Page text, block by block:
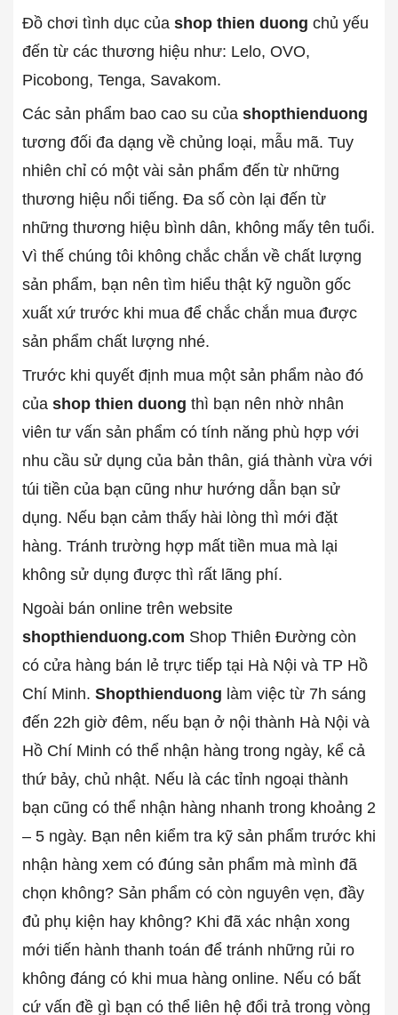
Đồ chơi tình dục của shop thien duong chủ yếu
đến từ các thương hiệu như: Lelo, OVO,
Picobong, Tenga, Savakom.
Các sản phẩm bao cao su của shopthienduong
tương đối đa dạng về chủng loại, mẫu mã. Tuy
nhiên chỉ có một vài sản phẩm đến từ những
thương hiệu nổi tiếng. Đa số còn lại đến từ
những thương hiệu bình dân, không mấy tên tuổi.
Vì thế chúng tôi không chắc chắn về chất lượng
sản phẩm, bạn nên tìm hiểu thật kỹ nguồn gốc
xuất xứ trước khi mua để chắc chắn mua được
sản phẩm chất lượng nhé.
Trước khi quyết định mua một sản phẩm nào đó
của shop thien duong thì bạn nên nhờ nhân
viên tư vấn sản phẩm có tính năng phù hợp với
nhu cầu sử dụng của bản thân, giá thành vừa với
túi tiền của bạn cũng như hướng dẫn bạn sử
dụng. Nếu bạn cảm thấy hài lòng thì mới đặt
hàng. Tránh trường hợp mất tiền mua mà lại
không sử dụng được thì rất lãng phí.
Ngoài bán online trên website
shopthienduong.com Shop Thiên Đường còn
có cửa hàng bán lẻ trực tiếp tại Hà Nội và TP Hồ
Chí Minh. Shopthienduong làm việc từ 7h sáng
đến 22h giờ đêm, nếu bạn ở nội thành Hà Nội và
Hồ Chí Minh có thể nhận hàng trong ngày, kể cả
thứ bảy, chủ nhật. Nếu là các tỉnh ngoại thành
bạn cũng có thể nhận hàng nhanh trong khoảng 2
– 5 ngày. Bạn nên kiểm tra kỹ sản phẩm trước khi
nhận hàng xem có đúng sản phẩm mà mình đã
chọn không? Sản phẩm có còn nguyên vẹn, đầy
đủ phụ kiện hay không? Khi đã xác nhận xong
mới tiến hành thanh toán để tránh những rủi ro
không đáng có khi mua hàng online. Nếu có bất
cứ vấn đề gì bạn có thể liên hệ đổi trả trong vòng